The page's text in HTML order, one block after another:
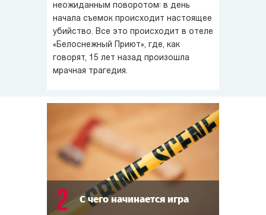
Шутки закончились, когда произошло настоящее
убийство. Жертвой оказался сам режиссёр — Стивен
Вам предстоит продолжить съёмки фильма,
и вычислить убийцу. А если убийца вы — запутать следы
и сбить следствие с толку.
неожиданным поворотом: в день
начала съемок происходит настоящее
убийство. Все это происходит в отеле
«Белоснежный Приют», где, как
говорят, 15 лет назад произошла
мрачная трагедия.
2 С чего начинается игра